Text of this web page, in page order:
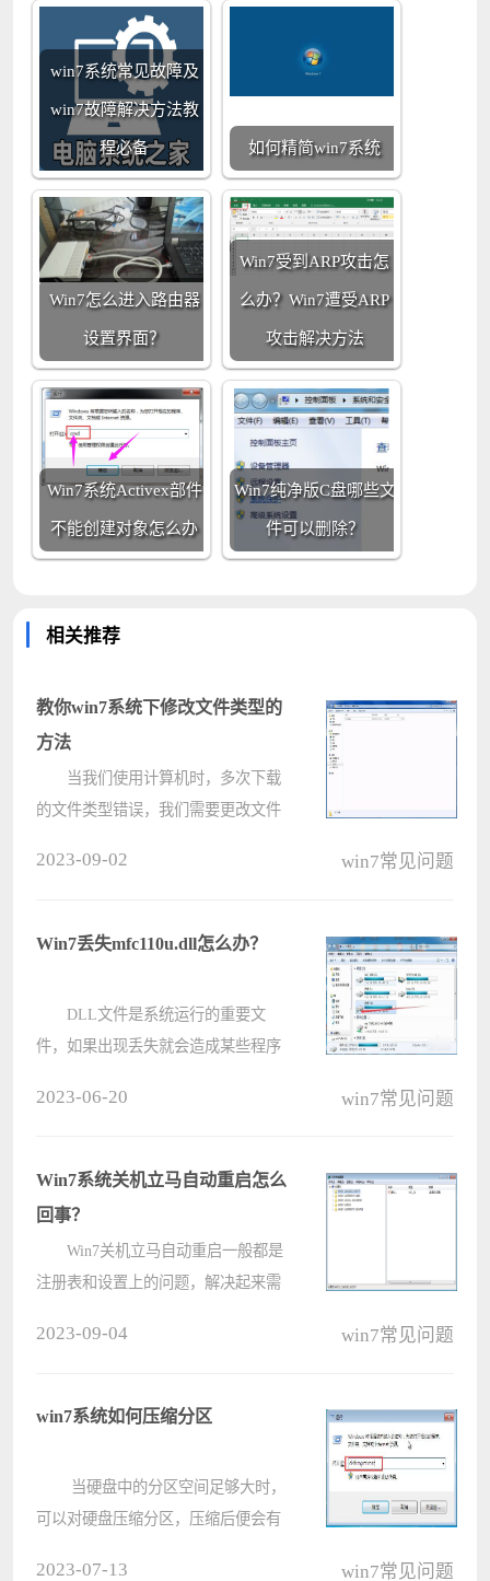
win7系统常见故障及
win7故障解决方法教
程必备 如何精简win7系统
Win7怎么进入路由器
设置界面？
Win7受到ARP攻击怎
么办？Win7遭受ARP
攻击解决方法
Win7系统Activex部件
不能创建对象怎么办
Win7纯净版C盘哪些文
件可以删除？
相关推荐
教你win7系统下修改文件类型的
方法
当我们使用计算机时，多次下载
的文件类型错误，我们需要更改文件
为大家分享win7系统的步骤来修改文
2023-09-02 win7常见问题
Win7丢失mfc110u.dll怎么办？
DLL文件是系统运行的重要文
件，如果出现丢失就会造成某些程序
么进行修复呢，大家可以按照下方的
操作????
2023-06-20 win7常见问题
Win7系统关机立马自动重启怎么
回事？
Win7关机立马自动重启一般都是
注册表和设置上的问题，解决起来需
马自动重启解决方法 方法一：
2023-09-04 win7常见问题
win7系统如何压缩分区
当硬盘中的分区空间足够大时，
可以对硬盘压缩分区，压缩后便会有
2023-07-13 win7常见问题